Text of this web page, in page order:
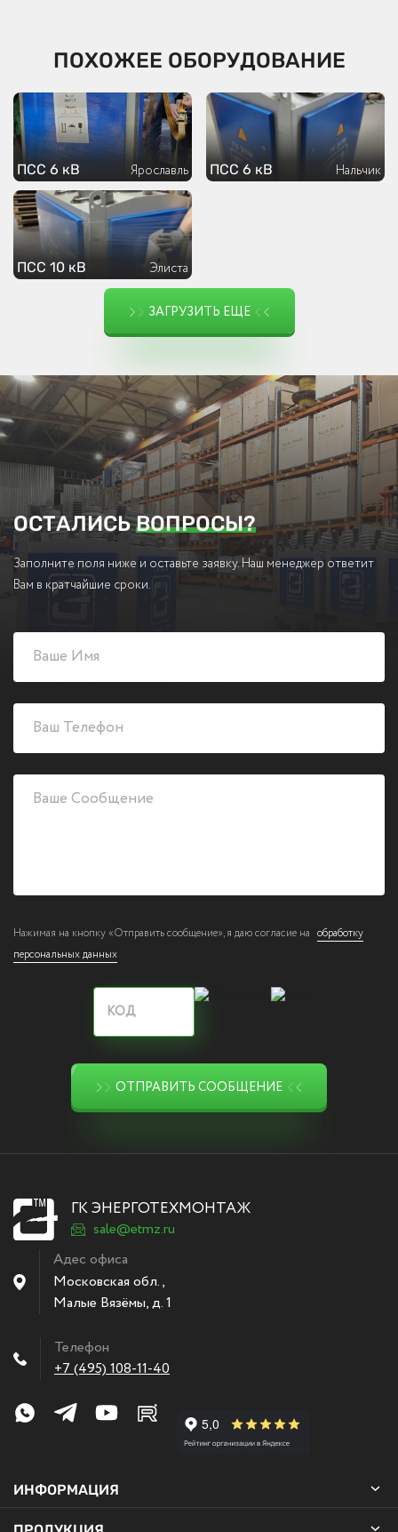
ПОХОЖЕЕ ОБОРУДОВАНИЕ
ПСС 6 кВ Ярославль ПСС 6 кВ Нальчик
ПСС 10 кВ Элиста
ЗАГРУЗИТЬ ЕЩЕ
ОСТАЛИСЬВОПРОСЫ?
Заполните поля ниже и оставьте заявку. Наш менеджер ответит
Вам в кратчайшие сроки.
Нажимая на кнопку «Отправить сообщение», я даю согласие на обработку
персональных данных
ОТПРАВИТЬ СООБЩЕНИЕ
ГК ЭНЕРГОТЕХМОНТАЖ
sale@etmz.ru
Адес офиса
Московская обл.,
Малые Вязёмы,д. 1
Телефон
+7 (495) 108-11-40
ИНФОРМАЦИЯ